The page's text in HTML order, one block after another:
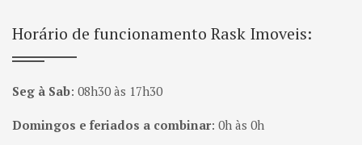
Horário de funcionamento Rask Imoveis:
Seg à Sab: 08h30 às 17h30
Domingos e feriados a combinar: 0h às 0h